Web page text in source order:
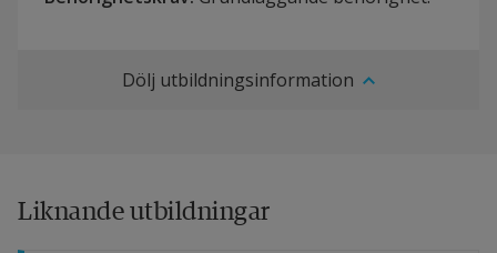
Dölj utbildningsinformation
Liknande utbildningar